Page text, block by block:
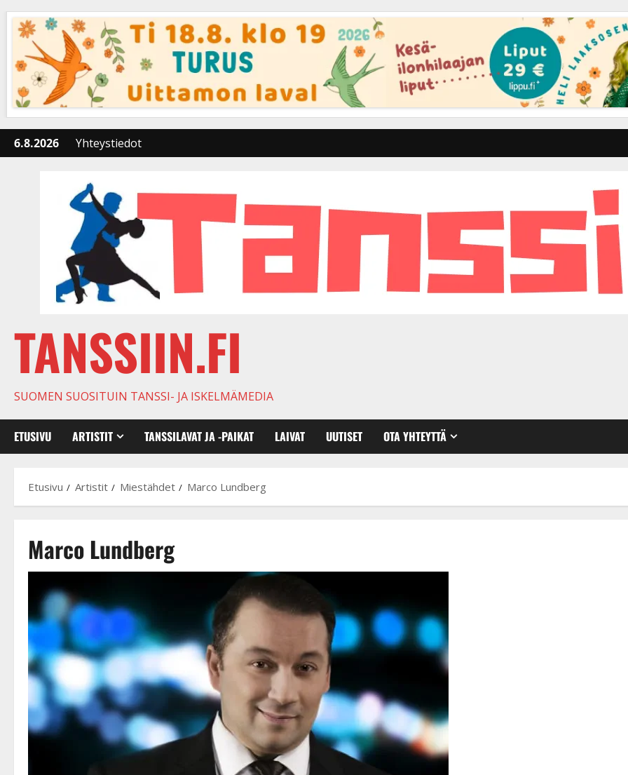
content
6.8.2026 Yhteystiedot
TANSSIIN.FI
SUOMEN SUOSITUIN TANSSI- JA ISKELMÄMEDIA
ETUSIVU ARTISTIT TANSSILAVAT JA -PAIKAT LAIVAT UUTISET OTA YHTEYTTÄ
Etusivu Artistit Miestähdet Marco Lundberg
Marco Lundberg